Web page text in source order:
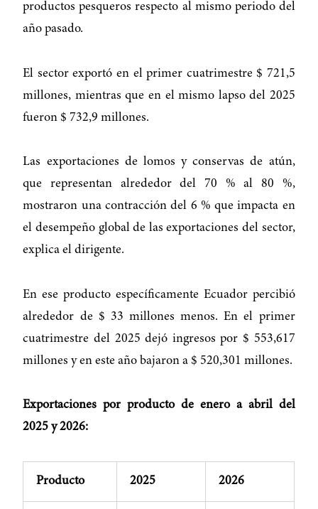
productos pesqueros respecto al mismo periodo del
año pasado.
El sector exportó en el primer cuatrimestre $ 721,5
millones, mientras que en el mismo lapso del 2025
fueron $ 732,9 millones.
Las exportaciones de lomos y conservas de atún,
que representan alrededor del 70 % al 80 %,
mostraron una contracción del 6 % que impacta en
el desempeño global de las exportaciones del sector,
explica el dirigente.
En ese producto específicamente Ecuador percibió
alrededor de $ 33 millones menos. En el primer
cuatrimestre del 2025 dejó ingresos por $ 553,617
millones y en este año bajaron a $ 520,301 millones.
Exportaciones por producto de enero a abril del
2025 y 2026:
Producto 2025 2026